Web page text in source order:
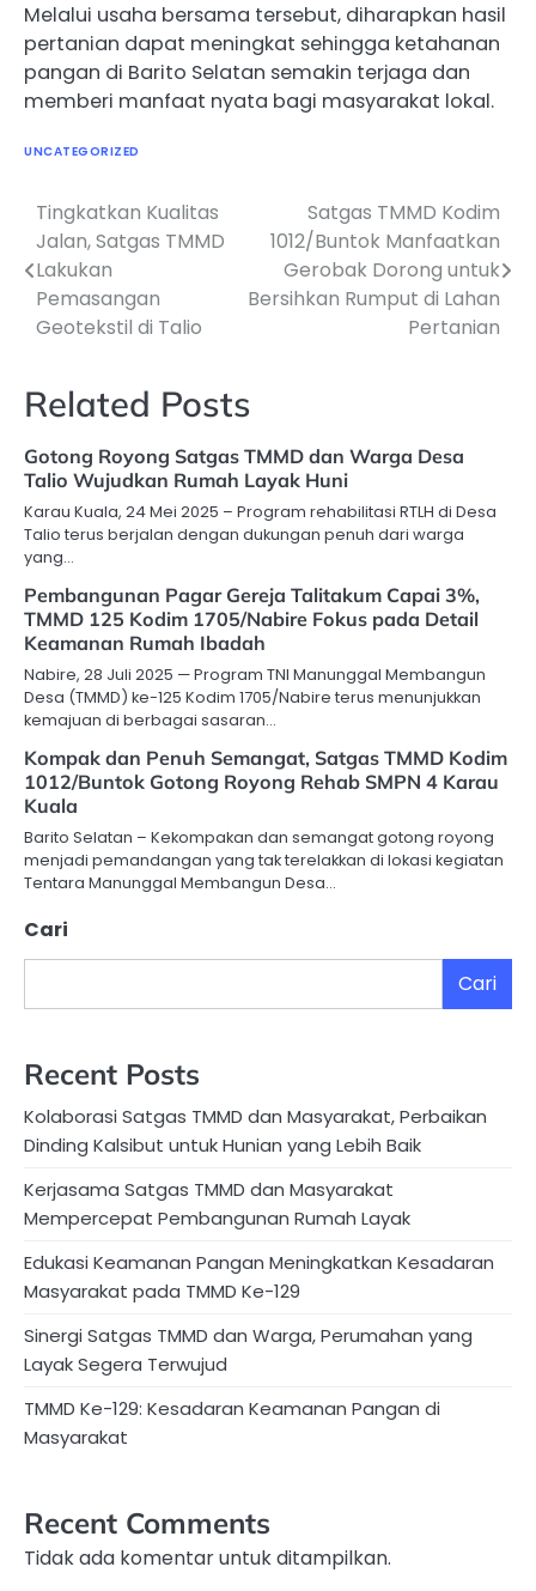
Melalui usaha bersama tersebut, diharapkan hasil
pertanian dapat meningkat sehingga ketahanan
pangan di Barito Selatan semakin terjaga dan
memberi manfaat nyata bagi masyarakat lokal.
UNCATEGORIZED
Navigasi
pos
Tingkatkan Kualitas
Jalan, Satgas TMMD
Lakukan
Pemasangan
Geotekstil di Talio
Satgas TMMD Kodim
1012/Buntok Manfaatkan
Gerobak Dorong untuk
Bersihkan Rumput di Lahan
Pertanian
Related Posts
Gotong Royong Satgas TMMD dan Warga Desa
Talio Wujudkan Rumah Layak Huni
Karau Kuala, 24 Mei 2025 – Program rehabilitasi RTLH di Desa
Talio terus berjalan dengan dukungan penuh dari warga
yang…
Pembangunan Pagar Gereja Talitakum Capai 3%,
TMMD 125 Kodim 1705/Nabire Fokus pada Detail
Keamanan Rumah Ibadah
Nabire, 28 Juli 2025 — Program TNI Manunggal Membangun
Desa (TMMD) ke-125 Kodim 1705/Nabire terus menunjukkan
kemajuan di berbagai sasaran…
Kompak dan Penuh Semangat, Satgas TMMD Kodim
1012/Buntok Gotong Royong Rehab SMPN 4 Karau
Kuala
Barito Selatan – Kekompakan dan semangat gotong royong
menjadi pemandangan yang tak terelakkan di lokasi kegiatan
Tentara Manunggal Membangun Desa…
Cari
Cari
Recent Posts
Kolaborasi Satgas TMMD dan Masyarakat, Perbaikan
Dinding Kalsibut untuk Hunian yang Lebih Baik
Kerjasama Satgas TMMD dan Masyarakat
Mempercepat Pembangunan Rumah Layak
Edukasi Keamanan Pangan Meningkatkan Kesadaran
Masyarakat pada TMMD Ke-129
Sinergi Satgas TMMD dan Warga, Perumahan yang
Layak Segera Terwujud
TMMD Ke-129: Kesadaran Keamanan Pangan di
Masyarakat
Recent Comments
Tidak ada komentar untuk ditampilkan.